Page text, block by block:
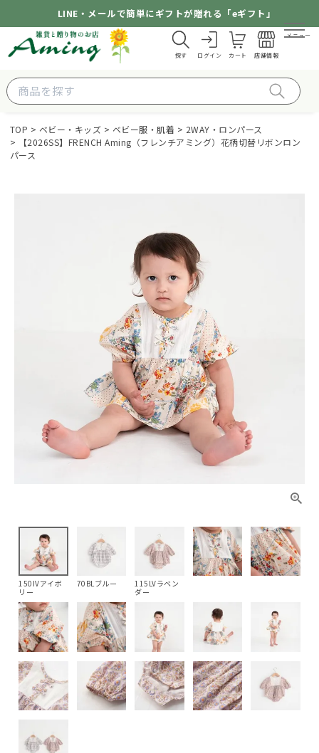
LINE・メールで簡単にギフトが贈れる「eギフト」
探す ログイン カート 店舗情報
メニュー
TOP ベビー・キッズ ベビー服・肌着
2WAY・ロンパース
【2026SS】FRENCH Aming（フレンチアミング）花柄切替リボンロン
パース
150IVアイボ
リー
70BLブルー
115LVラベン
ダー